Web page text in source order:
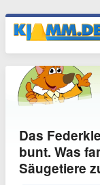
Das
bunt. Was
Säugetiere